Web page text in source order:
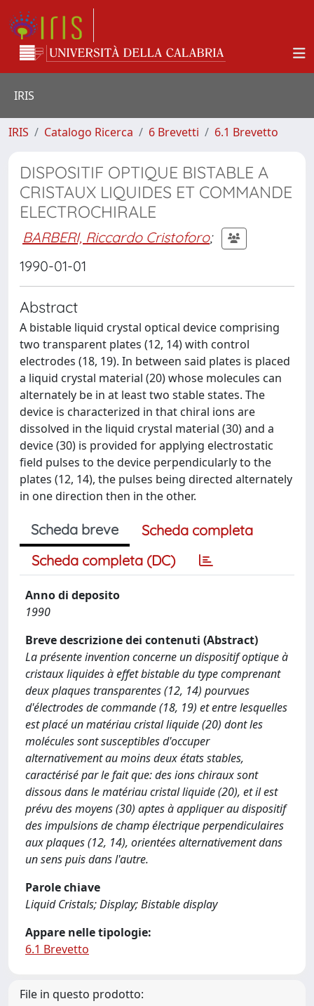
IRIS
IRIS Catalogo Ricerca 6 Brevetti 6.1 Brevetto
DISPOSITIF OPTIQUE BISTABLE A
CRISTAUX LIQUIDES ET COMMANDE
ELECTROCHIRALE
BARBERI, Riccardo Cristoforo;
1990-01-01
Abstract
A bistable liquid crystal optical device comprising
two transparent plates (12, 14) with control
electrodes (18, 19). In between said plates is placed
a liquid crystal material (20) whose molecules can
alternately be in at least two stable states. The
device is characterized in that chiral ions are
dissolved in the liquid crystal material (30) and a
device (30) is provided for applying electrostatic
field pulses to the device perpendicularly to the
plates (12, 14), the pulses being directed alternately
in one direction then in the other.
Scheda breve
Scheda completa
Scheda completa (DC)
Anno di deposito
1990
Breve descrizione dei contenuti (Abstract)
La présente invention concerne un dispositif optique à
cristaux liquides à effet bistable du type comprenant
deux plaques transparentes (12, 14) pourvues
d'électrodes de commande (18, 19) et entre lesquelles
est placé un matériau cristal liquide (20) dont les
molécules sont susceptibles d'occuper
alternativement au moins deux états stables,
caractérisé par le fait que: des ions chiraux sont
dissous dans le matériau cristal liquide (20), et il est
prévu des moyens (30) aptes à appliquer au dispositif
des impulsions de champ électrique perpendiculaires
aux plaques (12, 14), orientées alternativement dans
un sens puis dans l'autre.
Parole chiave
Liquid Cristals; Display; Bistable display
Appare nelle tipologie:
6.1 Brevetto
File in questo prodotto: